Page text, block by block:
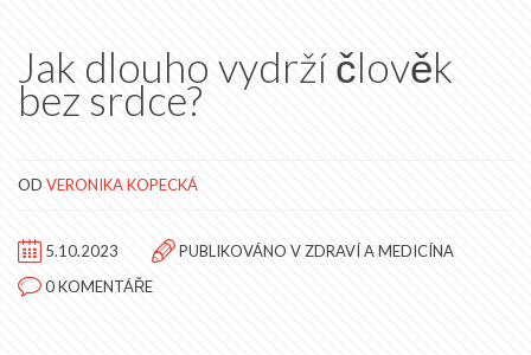
Jak dlouho vydrží člověk
bez srdce?
OD VERONIKA KOPECKÁ
5.10.2023 PUBLIKOVÁNO V ZDRAVÍ A MEDICÍNA
0 KOMENTÁŘE